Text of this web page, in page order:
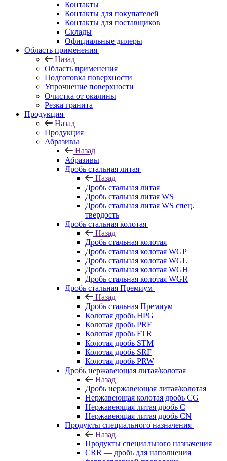
Контакты
Контакты для покупателей
Контакты для поставщиков
Склады
Официальные дилеры
Область применения
Назад
Область применения
Подготовка поверхности
Упрочнение поверхности
Очистка от окалины
Резка гранита
Продукция
Назад
Продукция
Абразивы
Назад
Абразивы
Дробь стальная литая
Назад
Дробь стальная литая
Дробь стальная литая WS
Дробь стальная литая WS спец.
твердость
Дробь стальная колотая
Назад
Дробь стальная колотая
Дробь стальная колотая WGP
Дробь стальная колотая WGL
Дробь стальная колотая WGH
Дробь стальная колотая WGR
Дробь стальная Премиум
Назад
Дробь стальная Премиум
Колотая дробь HPG
Колотая дробь PRF
Колотая дробь FTR
Колотая дробь STM
Колотая дробь SRF
Колотая дробь PRW
Дробь нержавеющая литая/колотая
Назад
Дробь нержавеющая литая/колотая
Нержавеющая колотая дробь CG
Нержавеющая литая дробь C
Нержавеющая литая дробь CN
Продукты специального назначения
Назад
Продукты специального назначения
CRR — дробь для наполнения